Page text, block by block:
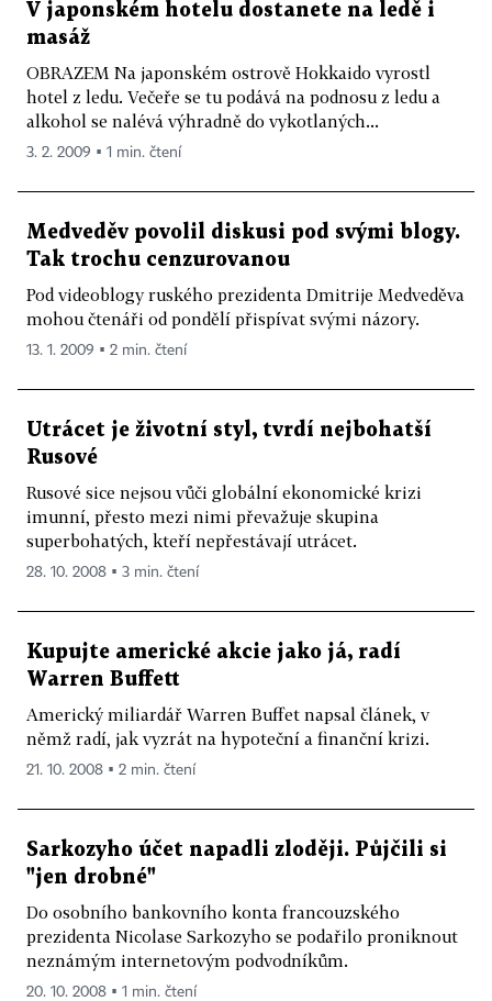
V japonském hotelu dostanete na ledě i
masáž
OBRAZEM Na japonském ostrově Hokkaido vyrostl
hotel z ledu. Večeře se tu podává na podnosu z ledu a
alkohol se nalévá výhradně do vykotlaných...
3. 2. 2009 ▪ 1 min. čtení
Medveděv povolil diskusi pod svými blogy.
Tak trochu cenzurovanou
Pod videoblogy ruského prezidenta Dmitrije Medveděva
mohou čtenáři od pondělí přispívat svými názory.
13. 1. 2009 ▪ 2 min. čtení
Utrácet je životní styl, tvrdí nejbohatší
Rusové
Rusové sice nejsou vůči globální ekonomické krizi
imunní, přesto mezi nimi převažuje skupina
superbohatých, kteří nepřestávají utrácet.
28. 10. 2008 ▪ 3 min. čtení
Kupujte americké akcie jako já, radí
Warren Buffett
Americký miliardář Warren Buffet napsal článek, v
němž radí, jak vyzrát na hypoteční a finanční krizi.
21. 10. 2008 ▪ 2 min. čtení
Sarkozyho účet napadli zloději. Půjčili si
"jen drobné"
Do osobního bankovního konta francouzského
prezidenta Nicolase Sarkozyho se podařilo proniknout
neznámým internetovým podvodníkům.
20. 10. 2008 ▪ 1 min. čtení